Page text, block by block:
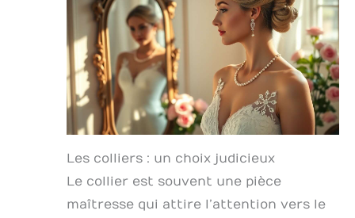
Les colliers : un choix judicieux
Le collier est souvent une pièce
maîtresse qui attire l’attention vers le